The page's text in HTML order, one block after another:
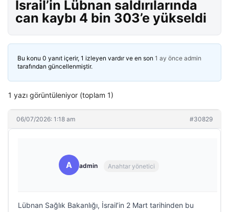
İsrail’in Lübnan saldırılarında
can kaybı 4 bin 303’e yükseldi
Bu konu 0 yanıt içerir, 1 izleyen vardır ve en son 1 ay önce admin
tarafından güncellenmiştir.
1 yazı görüntüleniyor (toplam 1)
06/07/2026: 1:18 am #30829
A admin Anahtar yönetici
Lübnan Sağlık Bakanlığı, İsrail’in 2 Mart tarihinden bu